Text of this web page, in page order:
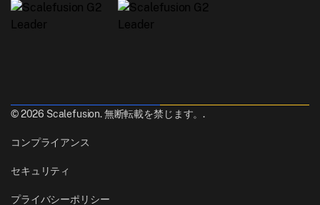
© 2026 Scalefusion. 無断転載を禁じます。.
コンプライアンス
セキュリティ
プライバシーポリシー